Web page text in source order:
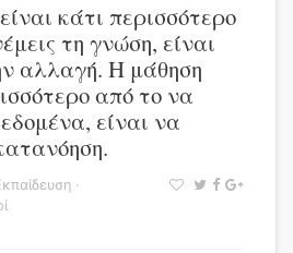
κάτι περισσότερο
τη γνώση, είναι
αλλαγή. Η μάθηση
από το να
είναι να
·